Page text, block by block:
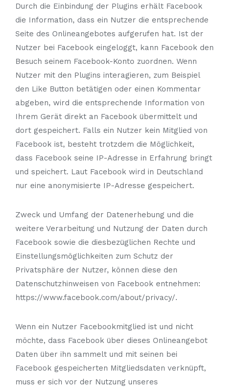
Durch die Einbindung der Plugins erhält Facebook
die Information, dass ein Nutzer die entsprechende
Seite des Onlineangebotes aufgerufen hat. Ist der
Nutzer bei Facebook eingeloggt, kann Facebook den
Besuch seinem Facebook-Konto zuordnen. Wenn
Nutzer mit den Plugins interagieren, zum Beispiel
den Like Button betätigen oder einen Kommentar
abgeben, wird die entsprechende Information von
Ihrem Gerät direkt an Facebook übermittelt und
dort gespeichert. Falls ein Nutzer kein Mitglied von
Facebook ist, besteht trotzdem die Möglichkeit,
dass Facebook seine IP-Adresse in Erfahrung bringt
und speichert. Laut Facebook wird in Deutschland
nur eine anonymisierte IP-Adresse gespeichert.
Zweck und Umfang der Datenerhebung und die
weitere Verarbeitung und Nutzung der Daten durch
Facebook sowie die diesbezüglichen Rechte und
Einstellungsmöglichkeiten zum Schutz der
Privatsphäre der Nutzer, können diese den
Datenschutzhinweisen von Facebook entnehmen:
https://www.facebook.com/about/privacy/.
Wenn ein Nutzer Facebookmitglied ist und nicht
möchte, dass Facebook über dieses Onlineangebot
Daten über ihn sammelt und mit seinen bei
Facebook gespeicherten Mitgliedsdaten verknüpft,
muss er sich vor der Nutzung unseres